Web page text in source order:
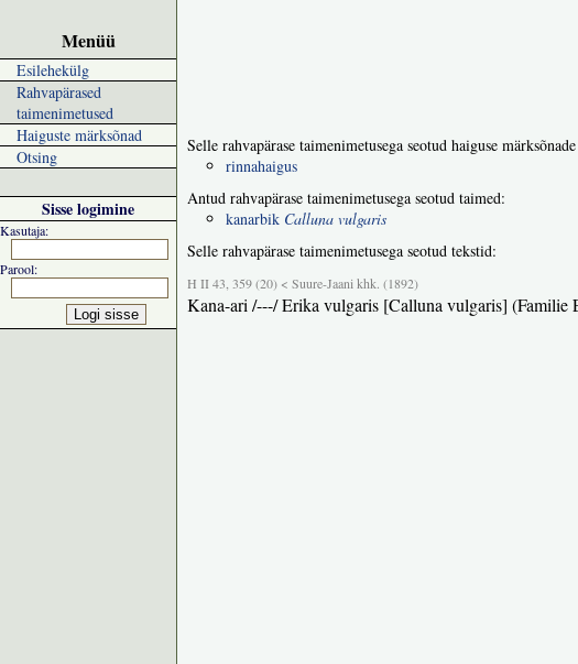
Menüü
Esilehekülg
Rahvapärased
taimenimetused
Haiguste märksõnad
Otsing
Sisse logimine
Kasutaja:
Parool:
Selle rahvapärase taimenimetusega seotud haiguse
rinnahaigus
Antud rahvapärase taimenimetusega seotud taimed:
kanarbik Calluna vulgaris
Selle rahvapärase taimenimetusega seotud tekstid:
H II 43, 359 (20) < Suure-Jaani khk. (1892)
Kana-ari /---/ Erika vulgaris [Calluna vulgaris] (Familie